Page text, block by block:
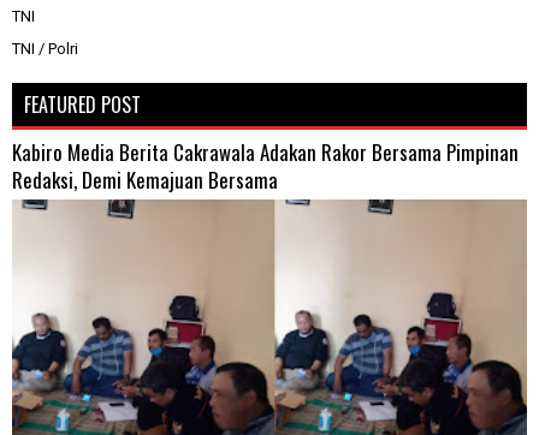
TNI
TNI / Polri
FEATURED POST
Kabiro Media Berita Cakrawala Adakan Rakor Bersama Pimpinan
Redaksi, Demi Kemajuan Bersama